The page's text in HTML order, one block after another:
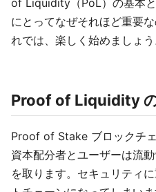
of Liquidity（PoL）の基本
にとってなぜそれほど重要
れでは、楽しく始めましょう
Proof of Liquidity
Proof of Stake ブロックチ
資本配分者とユーザーは流
を取ります。セキュリティ